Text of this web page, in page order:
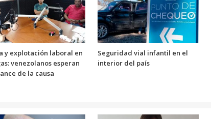
y explotación laboral en
venezolanos esperan
de la causa
Seguridad vial infantil en el
interior del país